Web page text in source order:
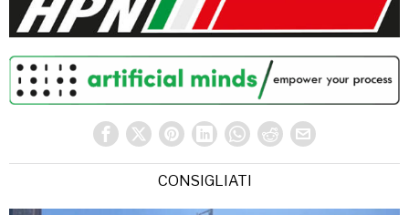
CONSIGLIATI